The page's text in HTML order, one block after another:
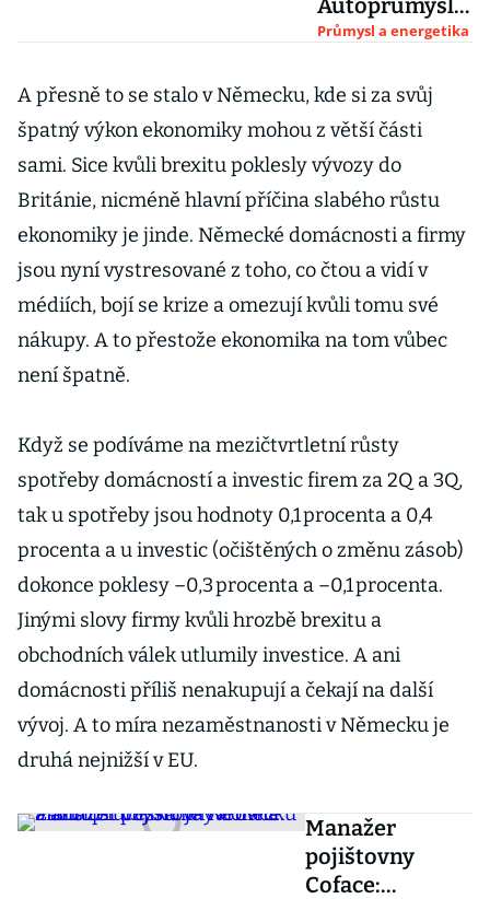
Autoprůmysl
opouští po
boomu
prodejů
skepse
Průmysl a energetika
A přesně to se stalo v Německu, kde si za svůj
špatný výkon ekonomiky mohou z větší části
sami. Sice kvůli brexitu poklesly vývozy do
Británie, nicméně hlavní příčina slabého růstu
ekonomiky je jinde. Německé domácnosti a firmy
jsou nyní vystresované z toho, co čtou a vidí v
médiích, bojí se krize a omezují kvůli tomu své
nákupy. A to přestože ekonomika na tom vůbec
není špatně.
Když se podíváme na mezičtvrtletní růsty
spotřeby domácností a investic firem za 2Q a 3Q,
tak u spotřeby jsou hodnoty 0,1 procenta a 0,4
procenta a u investic (očištěných o změnu zásob)
dokonce poklesy –0,3 procenta a –0,1 procenta.
Jinými slovy firmy kvůli hrozbě brexitu a
obchodních válek utlumily investice. A ani
domácnosti příliš nenakupují a čekají na další
vývoj. A to míra nezaměstnanosti v Německu je
druhá nejnižší v EU.
Manažer
pojištovny
Coface: